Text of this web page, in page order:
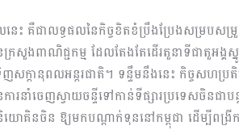
េះ គឺជាលទ្ធផលនៃកិច្ចខិតខំប្រឹងប្រែងសម្របសម្
សួងពាណិជ្ជកម្ម ដែលតែងតែដើរតួនាទីជាតួអង្គស្នូល
សក្តានុពលអន្តរជាតិ។ ទន្ទឹមនឹងនេះ កិច្ចសហប្រតិ
រនាំចេញស្វាយចន្ទីទៅកាន់ទីផ្សារប្រទេសចិនជាប
និយោគិនចិន ឱ្យមកបណ្តាក់ទុននៅកម្ពុជា ដើម្បី